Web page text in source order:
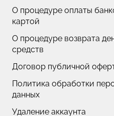
О процедуре оплаты
картой
О процедуре возврата
средств
Договор публичной
Политика обработки
данных
Удаление аккаунта